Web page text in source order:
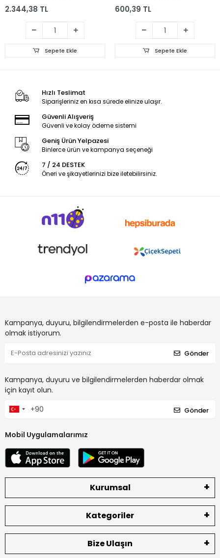
2.344,38 TL
Sepete Ekle
600,39 TL
Sepete Ekle
Hızlı Teslimat
Siparişleriniz en kısa sürede elinize ulaşır.
Güvenli Alışveriş
Güvenli ve kolay ödeme sistemi
Geniş Ürün Yelpazesi
Binlerce ürün ve kampanya seçeneği
7 / 24 DESTEK
Öneri ve şikayetlerinizi bize iletebilirsiniz.
Kampanya, duyuru, bilgilendirmelerden e-posta ile haberdar
olmak istiyorum.
Gönder
Kampanya, duyuru ve bilgilendirmelerden haberdar olmak
için kayıt olun.
Gönder
Mobil Uygulamalarımız
Kurumsal
Kategoriler
Bize Ulaşın